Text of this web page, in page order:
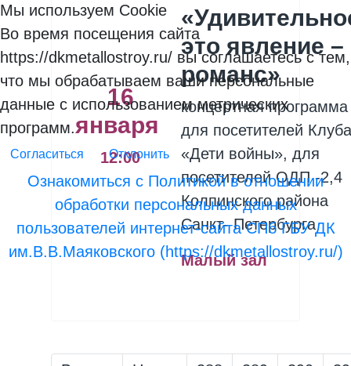
16
января
12:00
это явление –
романс»
концертная
для посетителей Клуба
«Дети войны», для
посетителей ОДП -2,4
Колпинского района
Санкт- Петербурга
Малый зал
Мы используем Cookie
Во время посещения сайта
https://dkmetallostroy.ru/ вы соглашаетесь с тем,
что мы обрабатываем ваши персональные
данные с использованием метрических
программ.
Согласиться Отклонить
Ознакомиться с Политикой в отношении
обработки персональных данных
пользователей интернет-сайта СПб ГБУ ДК
им.В.В.Маяковского (https://dkmetallostroy.ru/)